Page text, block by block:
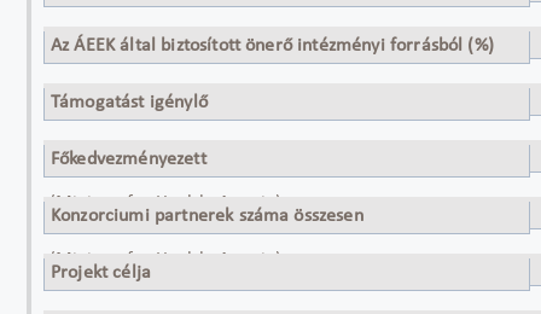
0%
Az ÁEEK által biztosított önerő intézményi forrásból (%)
50%
Támogatást igénylő
Bundesministerium für Gesundheit (ATNA)​
(Ministry for Health, Austria)
Főkedvezményezett
Bundesministerium für Gesundheit (ATNA)​
(Ministry for Health, Austria)
Konzorciumi partnerek száma összesen
29
Projekt célja